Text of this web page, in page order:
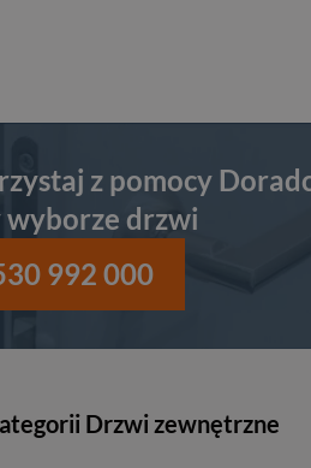
z pomocy
wyborze drzwi
992 000
Drzwi zewnętrzne